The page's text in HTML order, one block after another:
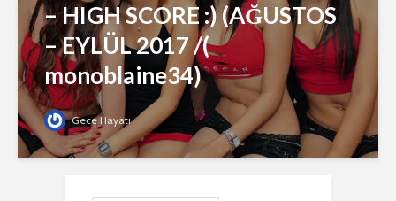
– HIGH SCORE :) (AĞUSTOS
– EYLÜL 2017 /(
monoblaine34)
Gece Hayatı